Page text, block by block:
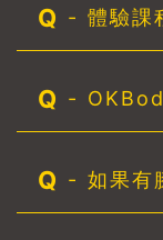
箭步負重走路
步走路，前導
說：「以前是
度看這段改變
Q - 體驗課
Q -
Q - 如果有